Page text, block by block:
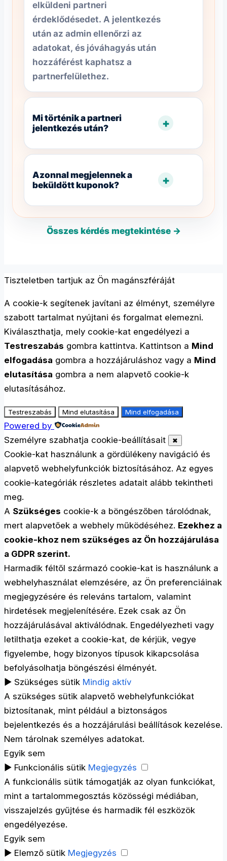
elküldeni partneri
érdeklődésedet. A jelentkezés
után az admin ellenőrzi az
adatokat, és jóváhagyás után
hozzáférést kaphatsz a
partnerfelülethez.
Mi történik a partneri
jelentkezés után?
+
Azonnal megjelennek a
beküldött kuponok?
+
Összes kérdés megtekintése →
Tiszteletben tartjuk az Ön magánszféráját
A cookie-k segítenek javítani az élményt, személyre
szabott tartalmat nyújtani és forgalmat elemezni.
Kiválaszthatja, mely cookie-kat engedélyezi a
Testreszabás gombra kattintva. Kattintson a Mind
elfogadása gombra a hozzájáruláshoz vagy a Mind
elutasítása gombra a nem alapvető cookie-k
elutasításához.
Testreszabás Mind elutasítása Mind elfogadása
Powered by
Személyre szabhatja cookie-beállításait
✖
Cookie-kat használunk a gördülékeny navigáció és
alapvető webhelyfunkciók biztosításához. Az egyes
cookie-kategóriák részletes adatait alább tekintheti
meg.
A Szükséges cookie-k a böngészőben tárolódnak,
mert alapvetőek a webhely működéséhez. Ezekhez a
cookie-khoz nem szükséges az Ön hozzájárulása
a GDPR szerint.
Harmadik féltől származó cookie-kat is használunk a
webhelyhasználat elemzésére, az Ön preferenciáinak
megjegyzésére és releváns tartalom, valamint
hirdetések megjelenítésére. Ezek csak az Ön
hozzájárulásával aktiválódnak. Engedélyezheti vagy
letilthatja ezeket a cookie-kat, de kérjük, vegye
figyelembe, hogy bizonyos típusok kikapcsolása
befolyásolhatja böngészési élményét.
► Szükséges sütik Mindig aktív
A szükséges sütik alapvető webhelyfunkciókat
biztosítanak, mint például a biztonságos
bejelentkezés és a hozzájárulási beállítások kezelése.
Nem tárolnak személyes adatokat.
Egyik sem
► Funkcionális sütik Megjegyzés
A funkcionális sütik támogatják az olyan funkciókat,
mint a tartalommegosztás közösségi médiában,
visszajelzés gyűjtése és harmadik fél eszközök
engedélyezése.
Egyik sem
► Elemző sütik Megjegyzés